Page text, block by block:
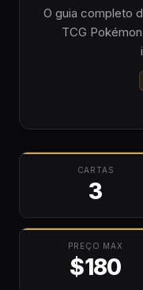
O guia completo
TCG
CARTAS
3
PREÇO MAX
$180